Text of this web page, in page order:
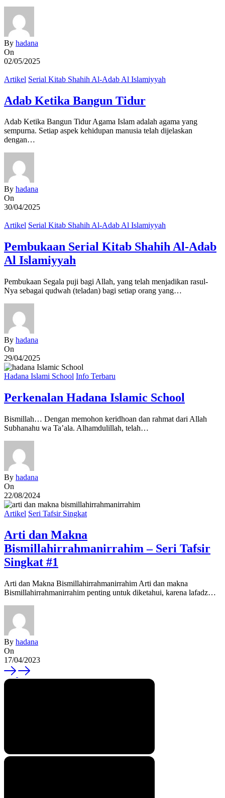
By hadana
On
02/05/2025
Artikel Serial Kitab Shahih Al-Adab Al Islamiyyah
Adab Ketika Bangun Tidur
Adab Ketika Bangun Tidur Agama Islam adalah agama yang
sempurna. Setiap aspek kehidupan manusia telah dijelaskan
dengan…
By hadana
On
30/04/2025
Artikel Serial Kitab Shahih Al-Adab Al Islamiyyah
Pembukaan Serial Kitab Shahih Al-Adab
Al Islamiyyah
Pembukaan Segala puji bagi Allah, yang telah menjadikan rasul-
Nya sebagai qudwah (teladan) bagi setiap orang yang…
By hadana
On
29/04/2025
Hadana Islami School Info Terbaru
Perkenalan Hadana Islamic School
Bismillah… Dengan memohon keridhoan dan rahmat dari Allah
Subhanahu wa Ta’ala. Alhamdulillah, telah…
By hadana
On
22/08/2024
Artikel Seri Tafsir Singkat
Arti dan Makna
Bismillahirrahmanirrahim – Seri Tafsir
Singkat #1
Arti dan Makna Bismillahirrahmanirrahim Arti dan makna
Bismillahirrahmanirrahim penting untuk diketahui, karena lafadz…
By hadana
On
17/04/2023